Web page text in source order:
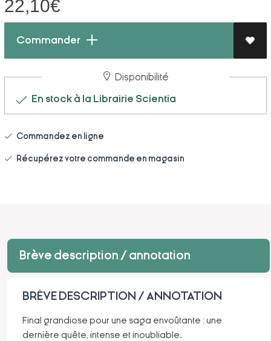
22,10€
Commander
Disponibilité
En stock à la Librairie Scientia
Commandez en ligne
Récupérez votre commande en magasin
Brève description / annotation
BRÈVE DESCRIPTION / ANNOTATION
Final grandiose pour une saga envoûtante : une
dernière quête, intense et inoubliable.